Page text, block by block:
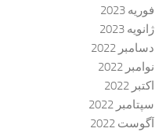
فوریه 2023
ژانویه 2023
دسامبر 2022
نوامبر 2022
اکتبر 2022
سپتامبر 2022
آگوست 2022